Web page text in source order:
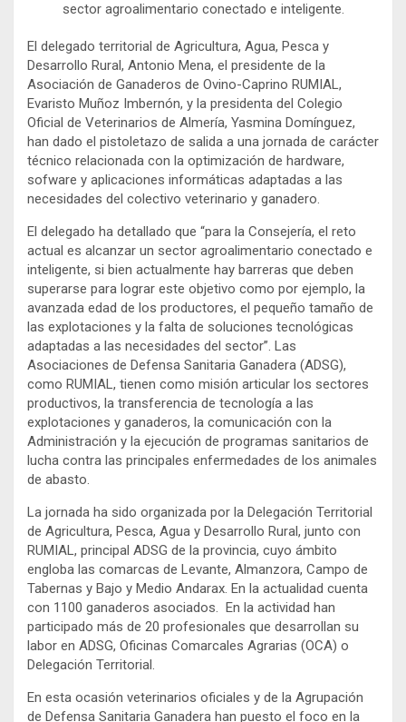
sector agroalimentario conectado e inteligente.
El delegado territorial de Agricultura, Agua, Pesca y
Desarrollo Rural, Antonio Mena, el presidente de la
Asociación de Ganaderos de Ovino-Caprino RUMIAL,
Evaristo Muñoz Imbernón, y la presidenta del Colegio
Oficial de Veterinarios de Almería, Yasmina Domínguez,
han dado el pistoletazo de salida a una jornada de carácter
técnico relacionada con la optimización de hardware,
sofware y aplicaciones informáticas adaptadas a las
necesidades del colectivo veterinario y ganadero.
El delegado ha detallado que “para la Consejería, el reto
actual es alcanzar un sector agroalimentario conectado e
inteligente, si bien actualmente hay barreras que deben
superarse para lograr este objetivo como por ejemplo, la
avanzada edad de los productores, el pequeño tamaño de
las explotaciones y la falta de soluciones tecnológicas
adaptadas a las necesidades del sector”. Las
Asociaciones de Defensa Sanitaria Ganadera (ADSG),
como RUMIAL, tienen como misión articular los sectores
productivos, la transferencia de tecnología a las
explotaciones y ganaderos, la comunicación con la
Administración y la ejecución de programas sanitarios de
lucha contra las principales enfermedades de los animales
de abasto.
La jornada ha sido organizada por la Delegación Territorial
de Agricultura, Pesca, Agua y Desarrollo Rural, junto con
RUMIAL, principal ADSG de la provincia, cuyo ámbito
engloba las comarcas de Levante, Almanzora, Campo de
Tabernas y Bajo y Medio Andarax. En la actualidad cuenta
con 1100 ganaderos asociados. En la actividad han
participado más de 20 profesionales que desarrollan su
labor en ADSG, Oficinas Comarcales Agrarias (OCA) o
Delegación Territorial.
En esta ocasión veterinarios oficiales y de la Agrupación
de Defensa Sanitaria Ganadera han puesto el foco en la